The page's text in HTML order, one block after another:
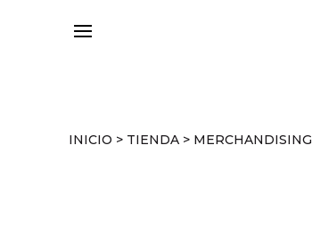
INICIO > TIENDA > MERCHANDISING